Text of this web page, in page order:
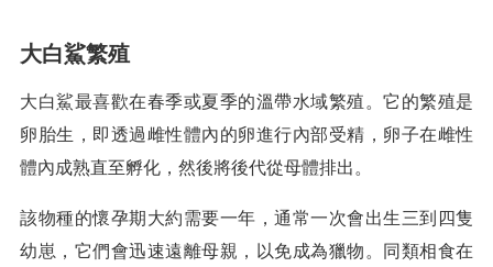
大白鯊繁殖
大白鯊最喜歡在春季或夏季的溫帶水域繁殖。它的繁殖是
卵胎生，即透過雌性體內的卵進行內部受精，卵子在雌性
體內成熟直至孵化，然後將後代從母體排出。
該物種的懷孕期大約需要一年，通常一次會出生三到四隻
幼崽，它們會迅速遠離母親，以免成為獵物。同類相食在